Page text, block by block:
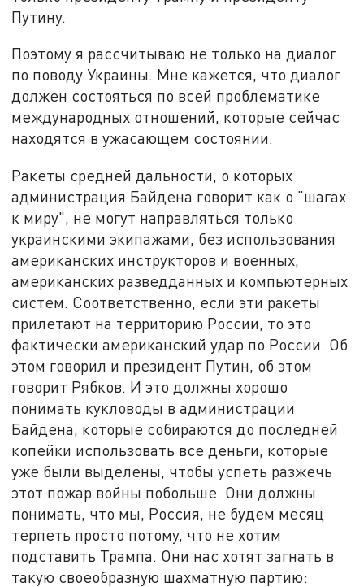
Путину.
Поэтому я рассчитываю не только на диалог
по поводу Украины. Мне кажется, что диалог
должен состояться по всей проблематике
международных отношений, которые сейчас
находятся в ужасающем состоянии.
Ракеты средней дальности, о которых
администрация Байдена говорит как о "шагах
к миру", не могут направляться только
украинскими экипажами, без использования
американских инструкторов и военных,
американских разведданных и компьютерных
систем. Соответственно, если эти ракеты
прилетают на территорию России, то это
фактически американский удар по России. Об
этом говорил и президент Путин, об этом
говорит Рябков. И это должны хорошо
понимать кукловоды в администрации
Байдена, которые собираются до последней
копейки использовать все деньги, которые
уже были выделены, чтобы успеть разжечь
этот пожар войны побольше. Они должны
понимать, что мы, Россия, не будем месяц
терпеть просто потому, что не хотим
подставить Трампа. Они нас хотят загнать в
такую своеобразную шахматную партию: